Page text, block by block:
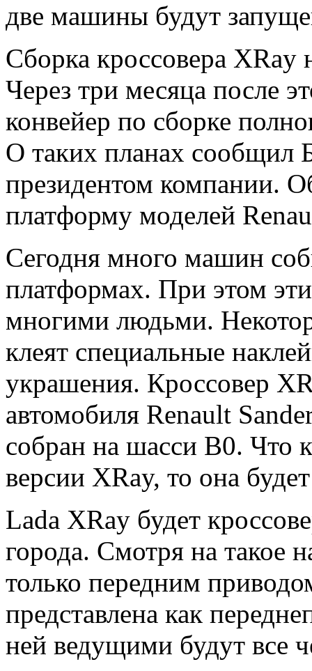
две машины будут
Сборка кроссовера XRay
Через три месяца после
конвейер по сборке
О таких планах сообщил
президентом компании.
платформу моделей
Сегодня много машин
платформах. При этом
многими людьми.
клеят специальные
украшения. Кроссовер
автомобиля Renault
собран на шасси В0. Что
версии XRay, то она
Lada XRay будет
города. Смотря на такое
только передним
представлена ​​как
ней ведущими будут все